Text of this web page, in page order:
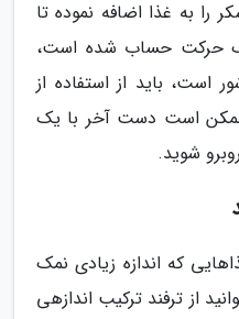
را به غذا اضافه نموده تا
حرکت حساب شده است،
است، باید از استفاده از
ممکن است دست آخر با یک
شوید.
که اندازه زیادی نمک
از ترفند ترکیب اندازهی